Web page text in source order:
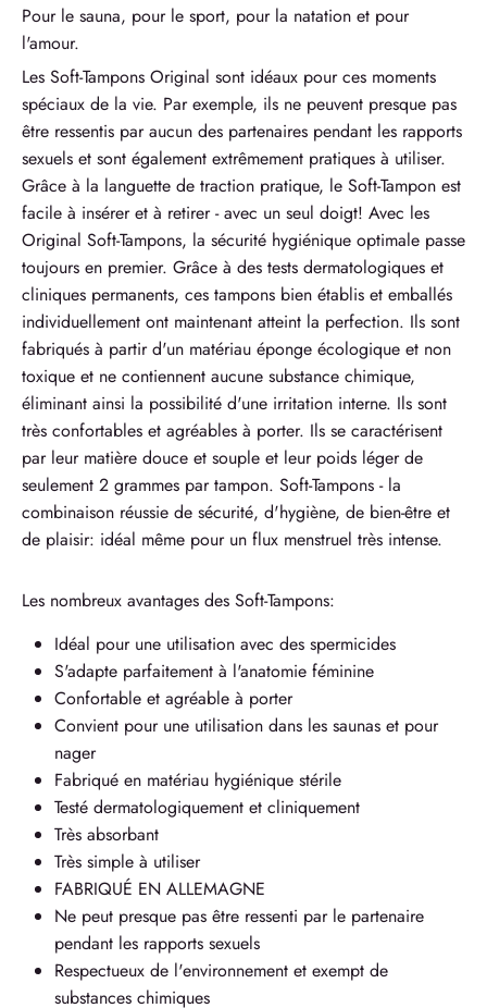
Pour le sauna, pour le sport, pour la natation et pour
l'amour.
Les Soft-Tampons Original sont idéaux pour ces moments
spéciaux de la vie. Par exemple, ils ne peuvent presque pas
être ressentis par aucun des partenaires pendant les rapports
sexuels et sont également extrêmement pratiques à utiliser.
Grâce à la languette de traction pratique, le Soft-Tampon est
facile à insérer et à retirer - avec un seul doigt! Avec les
Original Soft-Tampons, la sécurité hygiénique optimale passe
toujours en premier. Grâce à des tests dermatologiques et
cliniques permanents, ces tampons bien établis et emballés
individuellement ont maintenant atteint la perfection. Ils sont
fabriqués à partir d'un matériau éponge écologique et non
toxique et ne contiennent aucune substance chimique,
éliminant ainsi la possibilité d'une irritation interne. Ils sont
très confortables et agréables à porter. Ils se caractérisent
par leur matière douce et souple et leur poids léger de
seulement 2 grammes par tampon. Soft-Tampons - la
combinaison réussie de sécurité, d'hygiène, de bien-être et
de plaisir: idéal même pour un flux menstruel très intense.
Les nombreux avantages des Soft-Tampons:
Idéal pour une utilisation avec des spermicides
S'adapte parfaitement à l'anatomie féminine
Confortable et agréable à porter
Convient pour une utilisation dans les saunas et pour
nager
Fabriqué en matériau hygiénique stérile
Testé dermatologiquement et cliniquement
Très absorbant
Très simple à utiliser
FABRIQUÉ EN ALLEMAGNE
Ne peut presque pas être ressenti par le partenaire
pendant les rapports sexuels
Respectueux de l'environnement et exempt de
substances chimiques